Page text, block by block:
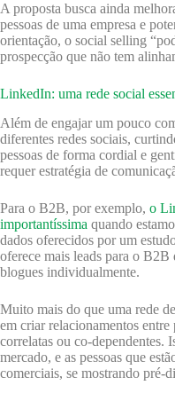
A proposta busca ainda
pessoas de uma empresa e
orientação, o social selling
prospecção que não tem
LinkedIn: uma rede social
Além de engajar um pouco
diferentes redes sociais,
pessoas de forma cordial e
requer estratégia de
Para o B2B, por exemplo, o
importantíssima quando
dados oferecidos por um
oferece mais leads para o
blogues individualmente.
Muito mais do que uma rede
em criar relacionamentos
correlatas ou co-dependentes.
mercado, e as pessoas que
comerciais, se mostrando pré-